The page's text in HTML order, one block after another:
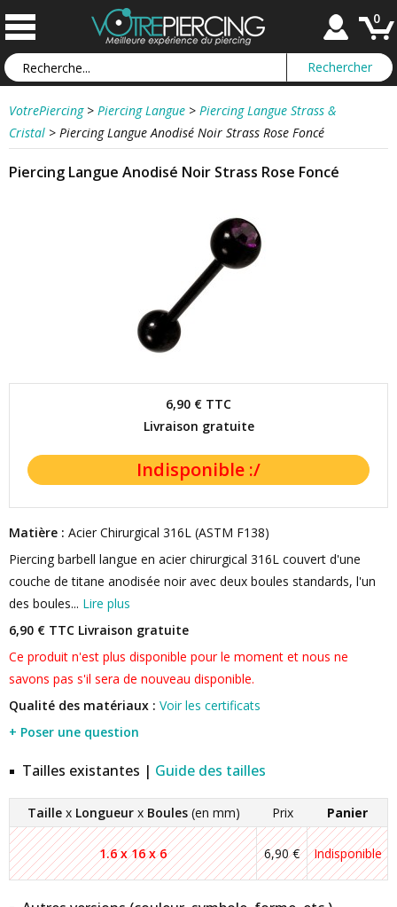
0
VotrePiercing > Piercing Langue > Piercing Langue Strass &
Cristal > Piercing Langue Anodisé Noir Strass Rose Foncé
Piercing Langue Anodisé Noir Strass Rose Foncé
6,90 € TTC
Livraison gratuite
Matière : Acier Chirurgical 316L (ASTM F138)
Piercing barbell langue en acier chirurgical 316L couvert d'une
couche de titane anodisée noir avec deux boules standards, l'un
des boules... Lire plus
6,90 € TTC Livraison gratuite
Ce produit n'est plus disponible pour le moment et nous ne
savons pas s'il sera de nouveau disponible.
Qualité des matériaux : Voir les certificats
+ Poser une question
Tailles existantes | Guide des tailles
Taille x Longueur x Boules (en mm) Prix Panier
1.6 x 16 x 6 6,90 € Indisponible